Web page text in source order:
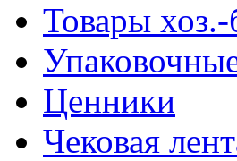
Товары хоз.-
Ценники
Чековая